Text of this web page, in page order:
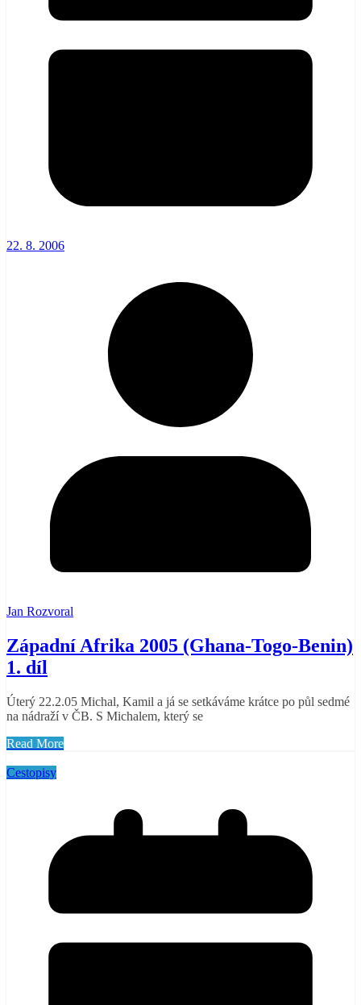
22. 8. 2006
Jan Rozvoral
Západní Afrika 2005 (Ghana-Togo-Benin)
1. díl
Úterý 22.2.05 Michal, Kamil a já se setkáváme krátce po půl sedmé
na nádraží v ČB. S Michalem, který se
Read More
Cestopisy